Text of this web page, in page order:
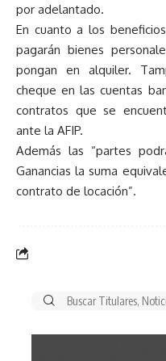
por adelantado.
En cuanto a los
pagarán bienes
pongan en alquiler.
cheque en las cuentas
contratos que se
ante la AFIP.
Además las “partes
Ganancias la suma
contrato de locación”.
Buscar